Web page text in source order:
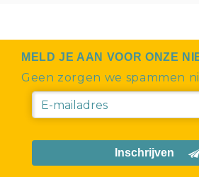
MELD JE AAN VOOR ONZE
Geen zorgen we spammen
Inschrijven